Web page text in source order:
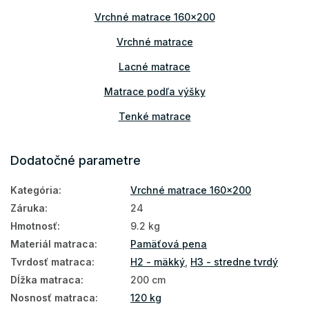
Vrchné matrace 160x200
Vrchné matrace
Lacné matrace
Matrace podľa výšky
Tenké matrace
Prístelkové matrace
Obojstranné matrace
Matrace na sedenie
Matrace na gauč
Matrace na váľandu
Dodatočné parametre
Kategória:
Vrchné matrace 160x200
Záruka:
24
Hmotnosť:
9.2 kg
Materiál matraca:
Pamäťová pena
Tvrdosť matraca: H2 - mäkký H3 - stredne tvrdý
Dĺžka matraca:
200 cm
Nosnosť matraca:
120 kg